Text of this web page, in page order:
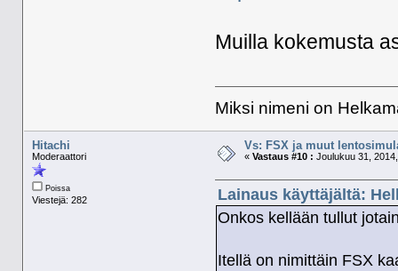
Muilla kokemusta
Miksi nimeni on
Hitachi
Moderaattori
Poissa
Viestejä: 282
Vs: FSX ja muut
« Vastaus #10 : Joulukuu 31,
Lainaus käyttäjältä:
Onkos kellään tullut
Itellä on nimittäin FSX